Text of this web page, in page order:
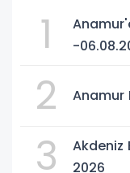
1
-
2 Anamur
3
Akdeniz
2026